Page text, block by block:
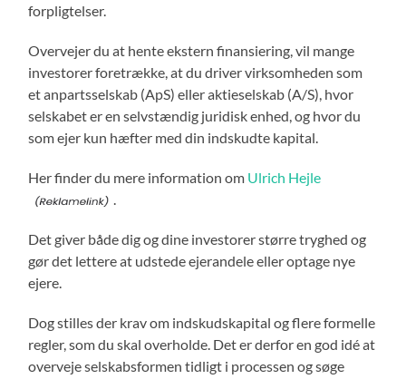
forpligtelser.
Overvejer du at hente ekstern finansiering, vil mange
investorer foretrække, at du driver virksomheden som
et anpartsselskab (ApS) eller aktieselskab (A/S), hvor
selskabet er en selvstændig juridisk enhed, og hvor du
som ejer kun hæfter med din indskudte kapital.
Her finder du mere information om Ulrich Hejle
Det giver både dig og dine investorer større tryghed og
gør det lettere at udstede ejerandele eller optage nye
ejere.
Dog stilles der krav om indskudskapital og flere formelle
regler, som du skal overholde. Det er derfor en god idé at
overveje selskabsformen tidligt i processen og søge